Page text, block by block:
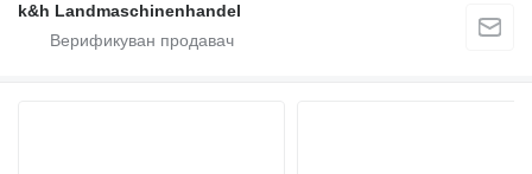
k&h Landmaschinenhandel